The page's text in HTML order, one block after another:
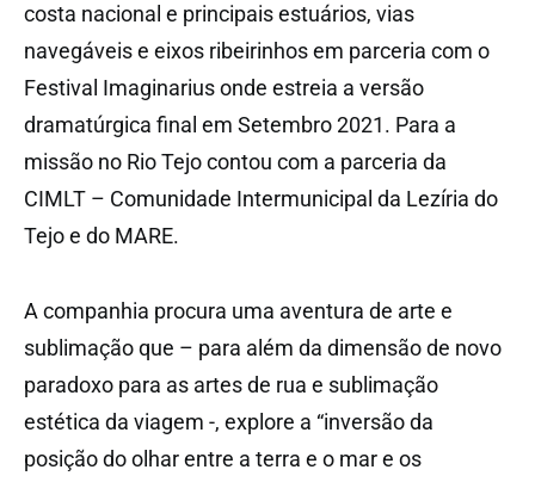
costa nacional e principais estuários, vias
navegáveis e eixos ribeirinhos em parceria com o
Festival Imaginarius onde estreia a versão
dramatúrgica final em Setembro 2021. Para a
missão no Rio Tejo contou com a parceria da
CIMLT – Comunidade Intermunicipal da Lezíria do
Tejo e do MARE.
A companhia procura uma aventura de arte e
sublimação que – para além da dimensão de novo
paradoxo para as artes de rua e sublimação
estética da viagem -, explore a “inversão da
posição do olhar entre a terra e o mar e os